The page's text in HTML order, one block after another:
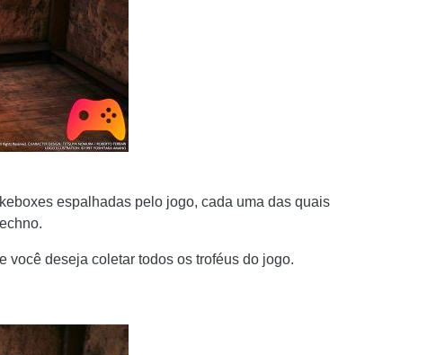
espalhadas pelo jogo, cada uma das quais
você deseja coletar todos os troféus do jogo.